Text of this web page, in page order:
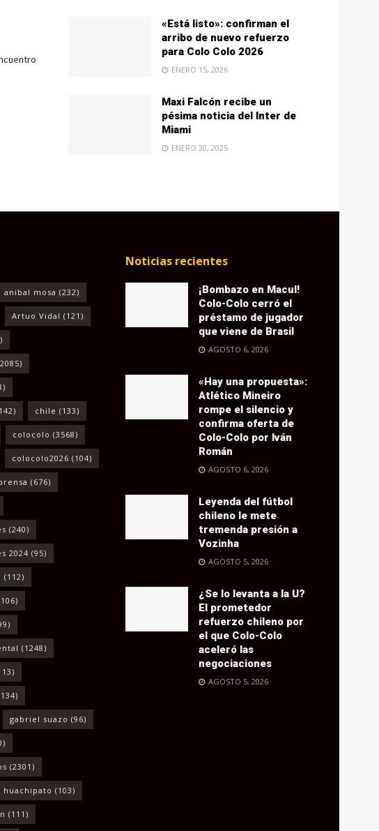
«Está listo»: confirman el
arribo de nuevo refuerzo
para Colo Colo 2026
ENERO 15, 2026
Maxi Falcón recibe un
pésima noticia del Inter de
Miami
ENERO 30, 2025
anibal mosa (232)
Artuo Vidal (121)
chile (133)
colocolo (3568)
colocolo2026 (104)
(676)
(240)
2024 (95)
(112)
(1248)
gabriel suazo (96)
(2301)
huachipato (103)
(111)
Noticias recientes
¡Bombazo en Macul!
Colo-Colo cerró el
préstamo de jugador
que viene de Brasil
AGOSTO 6, 2026
«Hay una propuesta»:
Atlético Mineiro
rompe el silencio y
confirma oferta de
Colo-Colo por Iván
Román
AGOSTO 6, 2026
Leyenda del fútbol
chileno le mete
tremenda presión a
Vozinha
AGOSTO 5, 2026
¿Se lo levanta a la U?
El prometedor
refuerzo chileno por
el que Colo-Colo
aceleró las
negociaciones
AGOSTO 5, 2026